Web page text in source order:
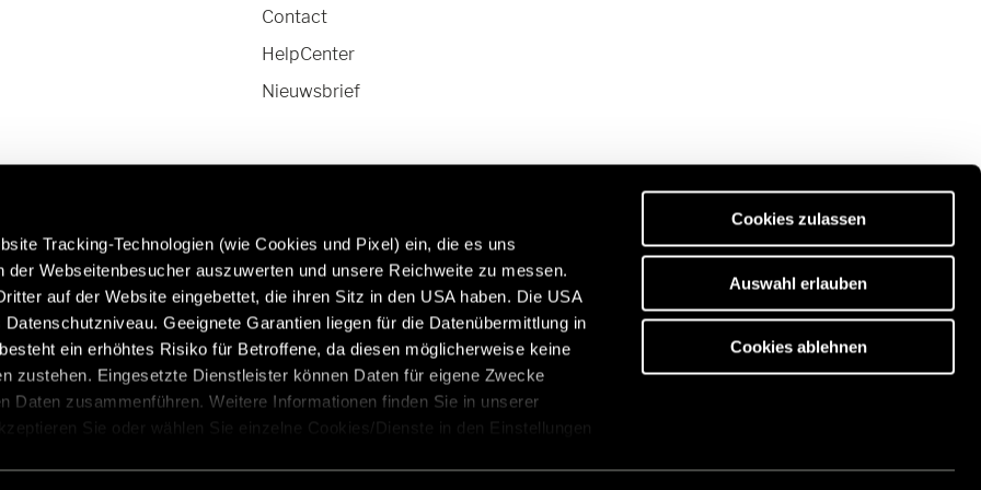
Tracking-Technologien (wie Cookies und Pixel) ein, die es uns
der Webseitenbesucher auszuwerten und unsere Reichweite zu messen.
auf der Website eingebettet, die ihren Sitz in den USA haben. Die USA
Geeignete Garantien liegen für die Datenübermittlung in
ein erhöhtes Risiko für Betroffene, da diesen möglicherweise keine
zustehen. Eingesetzte Dienstleister können Daten für eigene Zwecke
Daten zusammenführen. Weitere Informationen finden Sie in unserer
Sie oder wählen Sie einzelne Cookies/Dienste in den Einstellungen
Cookies zulassen
Auswahl erlauben
Cookies ablehnen
Contact
HelpCenter
Nieuwsbrief
over originele
en -accessoires:
originele-onderdelen-
Caravans in premium kwaliteit:
https://www.eriba.com/nl/nl
Ontdek onze reisportal:
https://www.freeontour.com/nl